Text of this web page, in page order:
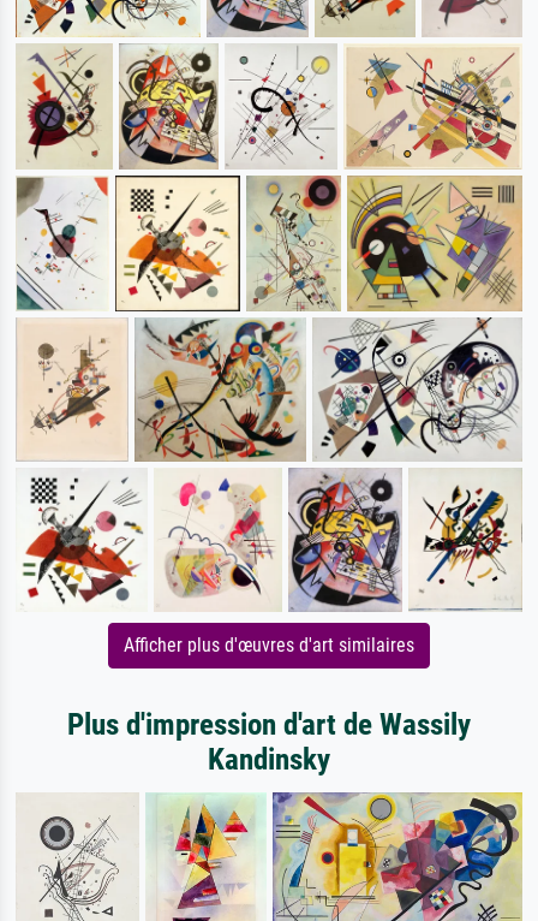
Afficher plus d'œuvres d'art similaires
Plus d'impression d'art de Wassily
Kandinsky